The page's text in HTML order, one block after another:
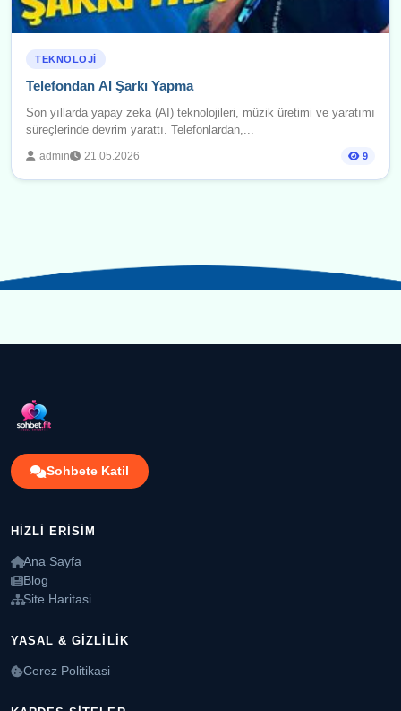
TEKNOLOJI
Telefondan AI Şarkı Yapma
Son yıllarda yapay zeka (AI) teknolojileri, müzik üretimi ve yaratımı
süreçlerinde devrim yarattı. Telefonlardan,...
admin 21.05.2026 9
Sohbete Katil
HIZLI ERISIM
Ana Sayfa
Blog
Site Haritasi
YASAL & GIZLILIK
Cerez Politikasi